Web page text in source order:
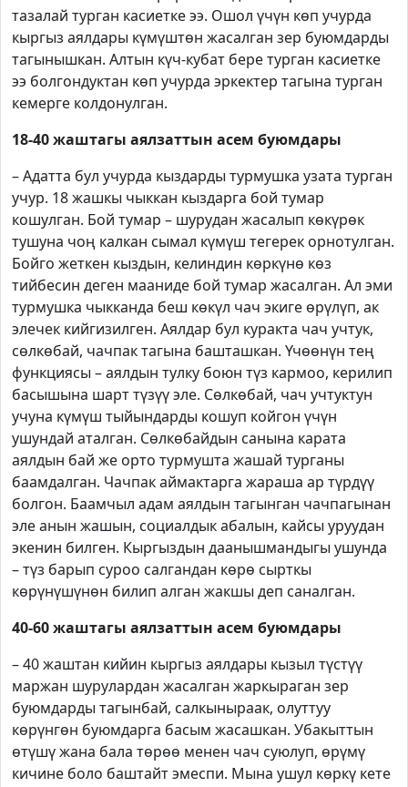
тазалай турган касиетке ээ. Ошол үчүн көп учурда
кыргыз аялдары күмүштөн жасалган зер буюмдарды
тагынышкан. Алтын күч-кубат бере турган касиетке
ээ болгондуктан көп учурда эркектер тагына турган
кемерге колдонулган.
18-40 жаштагы аялзаттын асем буюмдары
– Адатта бул учурда кыздарды турмушка узата турган
учур. 18 жашкы чыккан кыздарга бой тумар
кошулган. Бой тумар – шурудан жасалып көкүрөк
тушуна чоң калкан сымал күмүш тегерек орнотулган.
Бойго жеткен кыздын, келиндин көркүнө көз
тийбесин деген мааниде бой тумар жасалган. Ал эми
турмушка чыкканда беш көкүл чач экиге өрүлүп, ак
элечек кийгизилген. Аялдар бул куракта чач учтук,
сөлкөбай, чачпак тагына башташкан. Үчөөнүн тең
функциясы – аялдын тулку боюн түз кармоо, керилип
басышына шарт түзүү эле. Сөлкөбай, чач учтуктун
учуна күмүш тыйындарды кошуп койгон үчүн
ушундай аталган. Сөлкөбайдын санына карата
аялдын бай же орто турмушта жашай турганы
баамдалган. Чачпак аймактарга жараша ар түрдүү
болгон. Баамчыл адам аялдын тагынган чачпагынан
эле анын жашын, социалдык абалын, кайсы уруудан
экенин билген. Кыргыздын даанышмандыгы ушунда
– түз барып суроо салгандан көрө сырткы
көрүнүшүнөн билип алган жакшы деп саналган.
40-60 жаштагы аялзаттын асем буюмдары
– 40 жаштан кийин кыргыз аялдары кызыл түстүү
маржан шурулардан жасалган жаркыраган зер
буюмдарды тагынбай, салкыныраак, олуттуу
көрүнгөн буюмдарга басым жасашкан. Убакыттын
өтүшү жана бала төрөө менен чач суюлуп, өрүмү
кичине боло баштайт эмеспи. Мына ушул көркү кете